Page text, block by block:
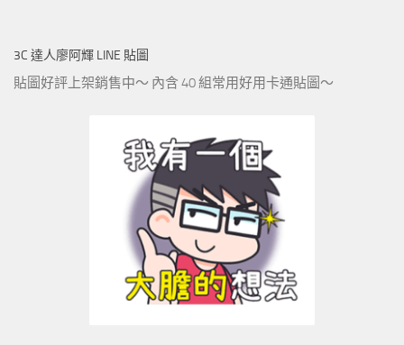
3C 達人廖阿輝 LINE 貼圖
貼圖好評上架銷售中～ 內含 40 組常用好用卡通貼圖～